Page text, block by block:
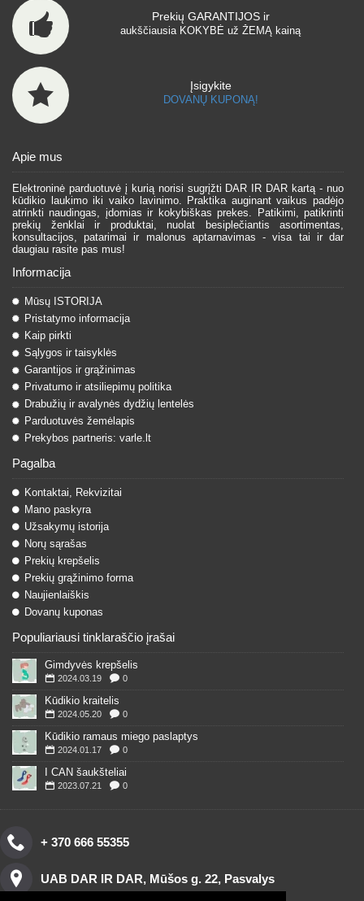
Prekių GARANTIJOS ir
aukščiausia KOKYBĖ už ŽEMĄ kainą
Įsigykite
DOVANŲ KUPONĄ!
Apie mus
Elektroninė parduotuvė į kurią norisi sugrįžti DAR IR DAR kartą - nuo
kūdikio laukimo iki vaiko lavinimo. Praktika auginant vaikus padėjo
atrinkti naudingas, įdomias ir kokybiškas prekes. Patikimi, patikrinti
prekių ženklai ir produktai, nuolat besiplečiantis asortimentas,
konsultacijos, patarimai ir malonus aptarnavimas - visa tai ir dar
daugiau rasite pas mus!
Informacija
Mūsų ISTORIJA
Pristatymo informacija
Kaip pirkti
Sąlygos ir taisyklės
Garantijos ir grąžinimas
Privatumo ir atsiliepimų politika
Drabužių ir avalynės dydžių lentelės
Parduotuvės žemėlapis
Prekybos partneris: varle.lt
Pagalba
Kontaktai, Rekvizitai
Mano paskyra
Užsakymų istorija
Norų sąrašas
Prekių krepšelis
Prekių grąžinimo forma
Naujienlaiškis
Dovanų kuponas
Populiariausi tinklaraščio įrašai
Gimdyvės krepšelis
2024.03.19 0
Kūdikio kraitelis
2024.05.20 0
Kūdikio ramaus miego paslaptys
2024.01.17 0
I CAN šaukšteliai
2023.07.21 0
+ 370 666 55355
UAB DAR IR DAR, Mūšos g. 22, Pasvalys